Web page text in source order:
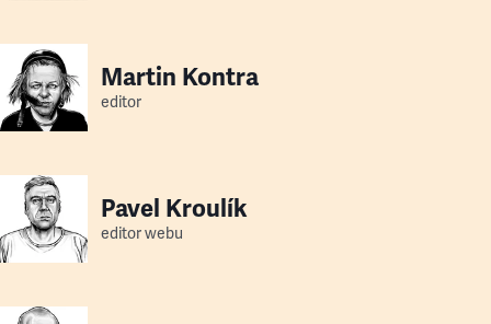
Martin Kontra
editor
Pavel Kroulík
editor webu